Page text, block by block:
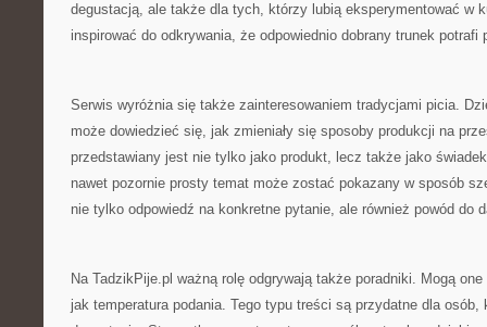
degustacją, ale także dla tych, którzy lubią eksperymentować w
inspirować do odkrywania, że odpowiednio dobrany trunek potrafi
Serwis wyróżnia się także zainteresowaniem tradycjami picia.
może dowiedzieć się, jak zmieniały się sposoby produkcji na
przedstawiany jest nie tylko jako produkt, lecz także jako
nawet pozornie prosty temat może zostać pokazany w sposób
nie tylko odpowiedź na konkretne pytanie, ale również powód do
Na TadzikPije.pl ważną rolę odgrywają także poradniki. Mogą
jak temperatura podania. Tego typu treści są przydatne dla osób,